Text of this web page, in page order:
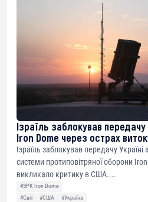
Ізраїль заблокував
Iron Dome через острах
Ізраїль заблокував передачу
системи протиповітряної оборони
викликало критику в США....
#ЗРК Iron Dome
#Світ
#США
#Україна